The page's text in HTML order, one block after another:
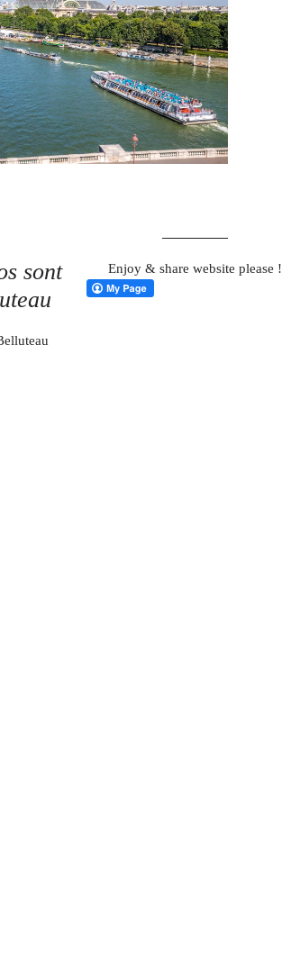
– Le nouveau
la galerie
MORE
sont
Enjoy & share website please !